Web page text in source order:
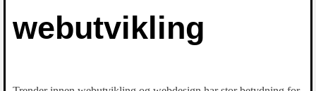
webutvikling